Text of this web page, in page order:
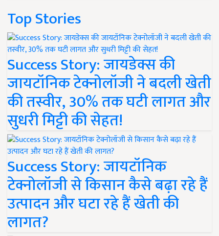
Top Stories
Success Story: जायडेक्स की
जायटॉनिक टेक्नोलॉजी ने बदली खेती
की तस्वीर, 30% तक घटी लागत और
सुधरी मिट्टी की सेहत!
Success Story: जायटॉनिक
टेक्नोलॉजी से किसान कैसे बढ़ा रहे हैं
उत्पादन और घटा रहे हैं खेती की
लागत?